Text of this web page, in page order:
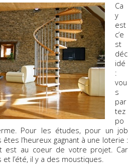
Ca
y
est
c’e
st
déc
idé
:
vou
s
par
tez
po
Pour les études, pour un job
l’heureux gagnant à une loterie :
est au coeur de votre projet. Car
et l’été, il y a des moustiques.